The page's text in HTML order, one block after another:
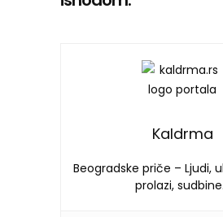
Kaldrma
Beogradske priče – Ljudi,
prolazi,